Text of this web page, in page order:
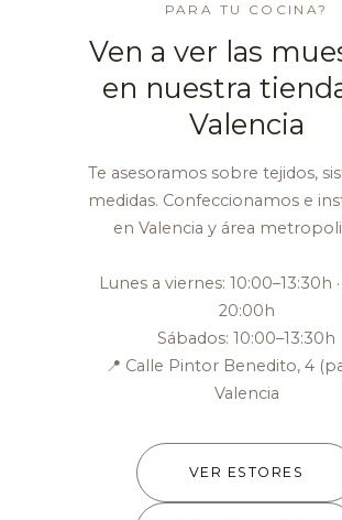
PARA TU COCINA?
Ven a ver las
en nuestra
Valencia
Te asesoramos sobre tejidos,
medidas. Confeccionamos e
en Valencia y área
Lunes a viernes: 10:00–13:30h
20:00h
Sábados: 10:00–13:30h
📍 Calle Pintor Benedito, 4
Valencia
VER ESTORES